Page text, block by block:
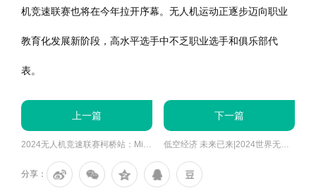
机竞速联赛也将在今年拉开序幕。无人机运动正逐步迈向职业
教育化发展新阶段，高水平选手中不乏职业选手和俱乐部代
表。
上一篇
2024无人机竞速联赛柯桥站：Minjae Kim问鼎冠军
下一篇
低空经济 未来已来|2024世界无人机大会完美落幕!
分享：